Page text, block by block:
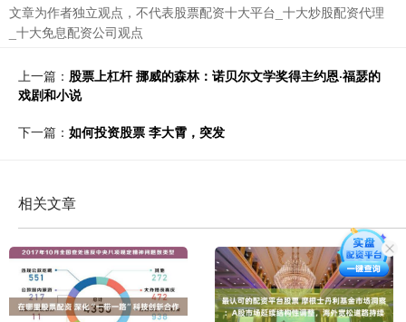
文章为作者独立观点，不代表股票配资十大平台_十大炒股配资代理
_十大免息配资公司观点
上一篇： 股票上杠杆 挪威的森林：诺贝尔文学奖得主约恩·福瑟的
戏剧和小说
下一篇： 如何投资股票 李大霄，突发
相关文章